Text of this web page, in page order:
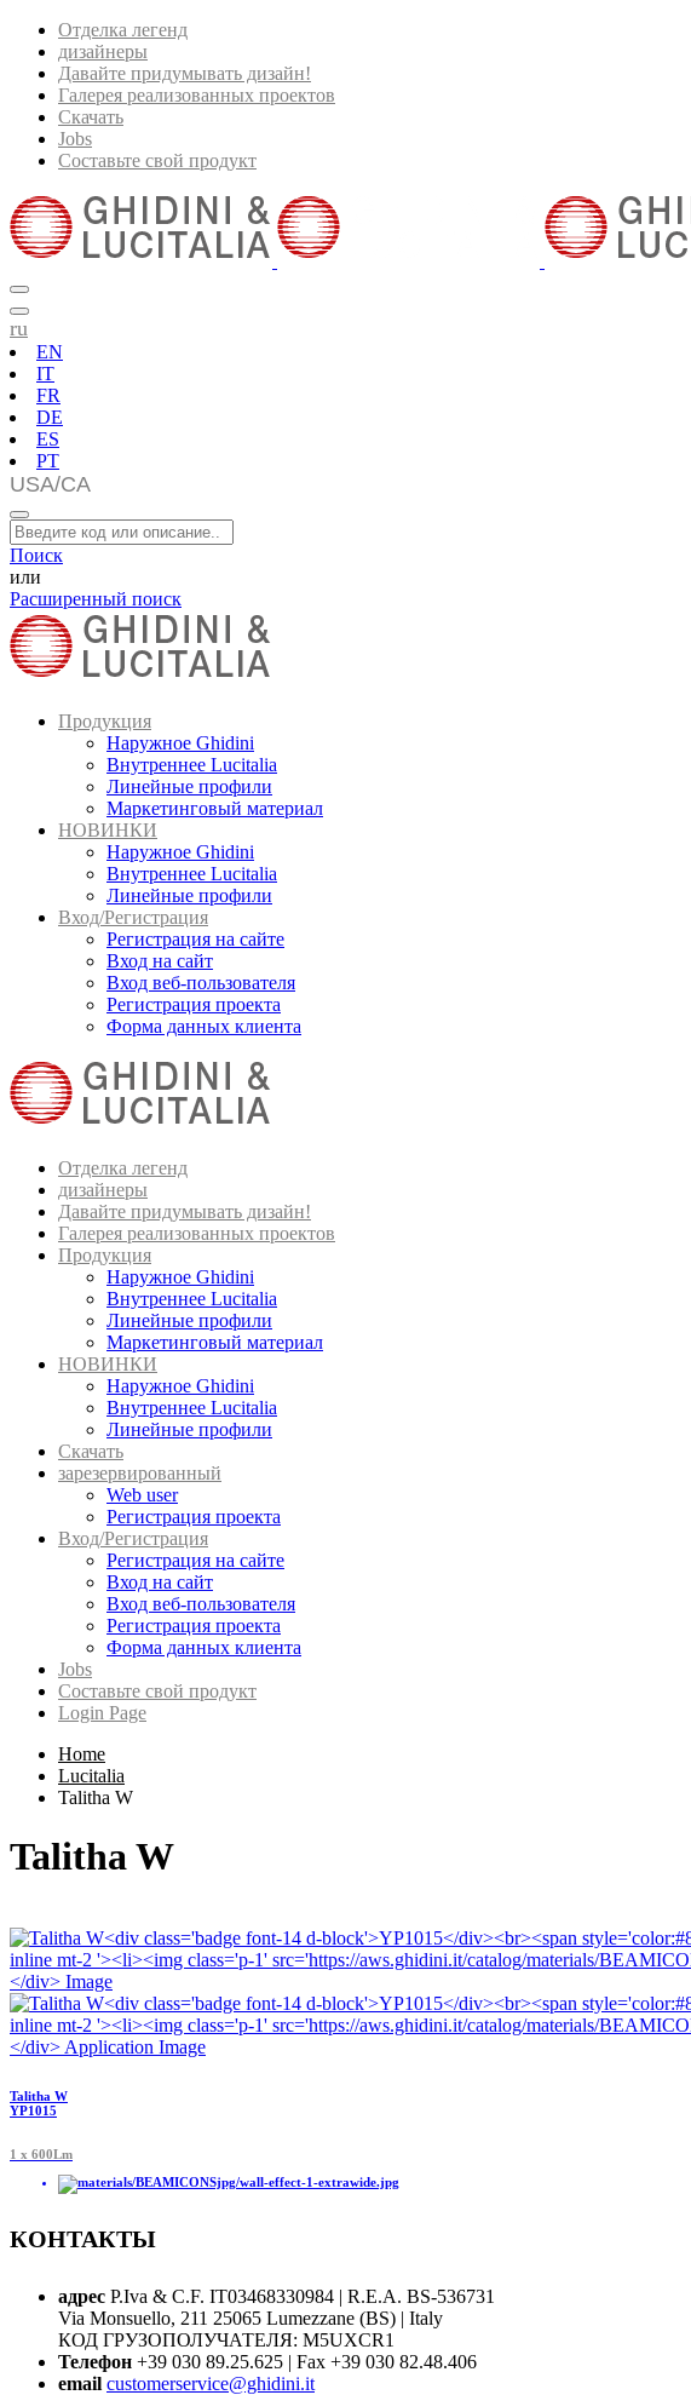
Отделка легенд
дизайнеры
Давайте придумывать дизайн!
Галерея реализованных проектов
Скачать
Jobs
Составьте свой продукт
ru
EN
IT
FR
DE
ES
PT
Поиск
или
Расширенный поиск
Продукция
Наружное Ghidini
Внутреннее Lucitalia
Линейные профили
Маркетинговый материал
НОВИНКИ
Наружное Ghidini
Внутреннее Lucitalia
Линейные профили
Вход/Регистрация
Регистрация на сайте
Вход на сайт
Вход веб-пользователя
Регистрация проекта
Форма данных клиента
Отделка легенд
дизайнеры
Давайте придумывать дизайн!
Галерея реализованных проектов
Продукция
Наружное Ghidini
Внутреннее Lucitalia
Линейные профили
Маркетинговый материал
НОВИНКИ
Наружное Ghidini
Внутреннее Lucitalia
Линейные профили
Скачать
зарезервированный
Web user
Регистрация проекта
Вход/Регистрация
Регистрация на сайте
Вход на сайт
Вход веб-пользователя
Регистрация проекта
Форма данных клиента
Jobs
Составьте свой продукт
Login Page
Home
Lucitalia
Talitha W
Talitha W
Talitha W
YP1015
1 x 600Lm
КОНТАКТЫ
адрес P.Iva & C.F. IT03468330984 | R.E.A. BS-536731
Via Monsuello, 211 25065 Lumezzane (BS) | Italy
КОД ГРУЗОПОЛУЧАТЕЛЯ: M5UXCR1
Телефон +39 030 89.25.625 | Fax +39 030 82.48.406
email customerservice@ghidini.it